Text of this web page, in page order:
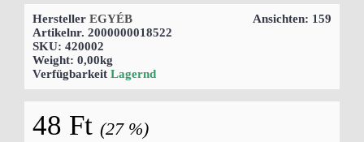
Ansichten: 159
Hersteller EGYÉB
Artikelnr. 2000000018522
SKU: 420002
Weight: 0,00kg
Verfügbarkeit Lagernd
48 Ft (27 %)